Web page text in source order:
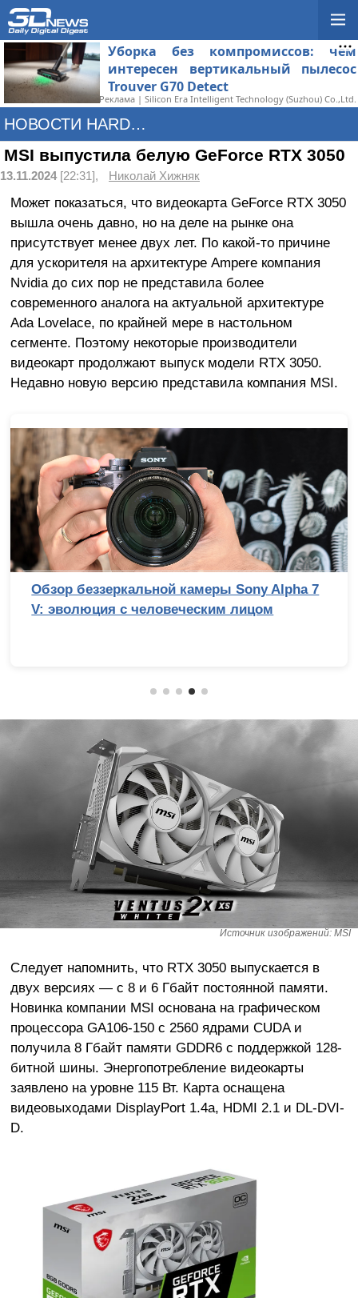
Уборка без компромиссов: чем
интересен вертикальный пылесос
Trouver G70 Detect
Реклама | Silicon Era Intelligent Technology (Suzhou) Co.,Ltd.
НОВОСТИ HARDWARE
MSI выпустила белую GeForce RTX 3050
13.11.2024[22:31], Николай Хижняк
Может показаться, что видеокарта GeForce RTX 3050
вышла очень давно, но на деле на рынке она
присутствует менее двух лет. По какой-то причине
для ускорителя на архитектуре Ampere компания
Nvidia до сих пор не представила более
современного аналога на актуальной архитектуре
Ada Lovelace, по крайней мере в настольном
сегменте. Поэтому некоторые производители
видеокарт продолжают выпуск модели RTX 3050.
Недавно новую версию представила компания MSI.
камеры Sony Alpha 7
лицом
Топ-10
(2026 год)
Источник изображений: MSI
Следует напомнить, что RTX 3050 выпускается в
двух версиях — с 8 и 6 Гбайт постоянной памяти.
Новинка компании MSI основана на графическом
процессора GA106-150 с 2560 ядрами CUDA и
получила 8 Гбайт памяти GDDR6 с поддержкой 128-
битной шины. Энергопотребление видеокарты
заявлено на уровне 115 Вт. Карта оснащена
видеовыходами DisplayPort 1.4a, HDMI 2.1 и DL-DVI-
D.